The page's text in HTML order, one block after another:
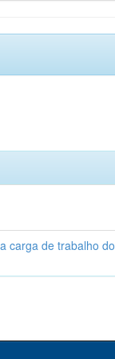
carga de trabalho do